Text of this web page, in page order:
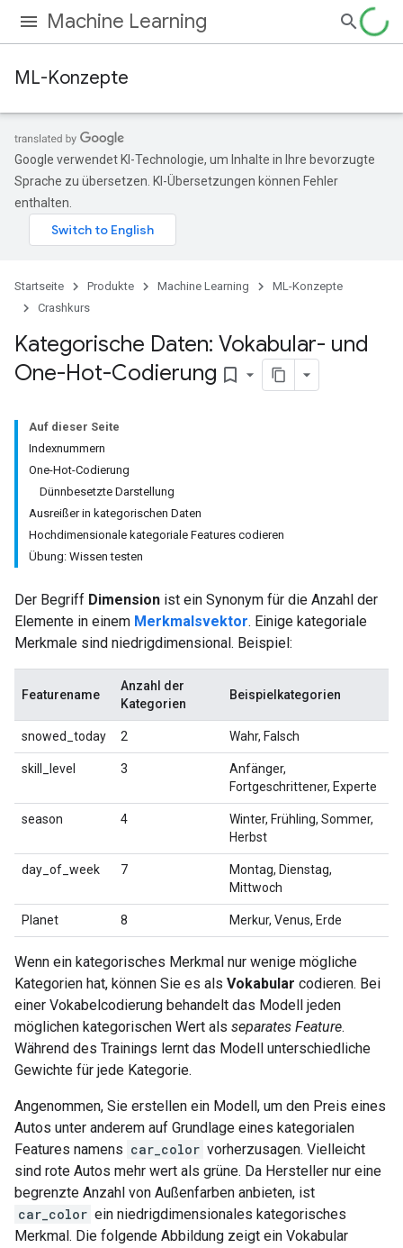
Machine Learning
ML-Konzepte
Google verwendet KI-Technologie, um Inhalte in Ihre bevorzugte
Sprache zu übersetzen. KI-Übersetzungen können Fehler
enthalten.
Startseite Produkte Machine Learning
ML-Konzepte
Crashkurs
Kategorische Daten: Vokabular- und
One-Hot-Codierung bookmark_border
Auf dieser Seite
Indexnummern
One-Hot-Codierung
Dünnbesetzte Darstellung
Ausreißer in kategorischen Daten
Hochdimensionale kategoriale Features codieren
Übung: Wissen testen
Der Begriff Dimension ist ein Synonym für die Anzahl der
Elemente in einem Merkmalsvektor. Einige kategoriale
Merkmale sind niedrigdimensional. Beispiel:
Featurename
Anzahl der
Kategorien
Beispielkategorien
snowed_today 2 Wahr, Falsch
skill_level 3
Anfänger,
Fortgeschrittener, Experte
season 4
Winter, Frühling, Sommer,
Herbst
day_of_week 7
Montag, Dienstag,
Mittwoch
Planet 8 Merkur, Venus, Erde
Wenn ein kategorisches Merkmal nur wenige mögliche
Kategorien hat, können Sie es als Vokabular codieren. Bei
einer Vokabelcodierung behandelt das Modell jeden
möglichen kategorischen Wert als separates Feature.
Während des Trainings lernt das Modell unterschiedliche
Gewichte für jede Kategorie.
Angenommen, Sie erstellen ein Modell, um den Preis eines
Autos unter anderem auf Grundlage eines kategorialen
Features namens car_color vorherzusagen. Vielleicht
sind rote Autos mehr wert als grüne. Da Hersteller nur eine
begrenzte Anzahl von Außenfarben anbieten, ist
car_color ein niedrigdimensionales kategorisches
Merkmal. Die folgende Abbildung zeigt ein Vokabular